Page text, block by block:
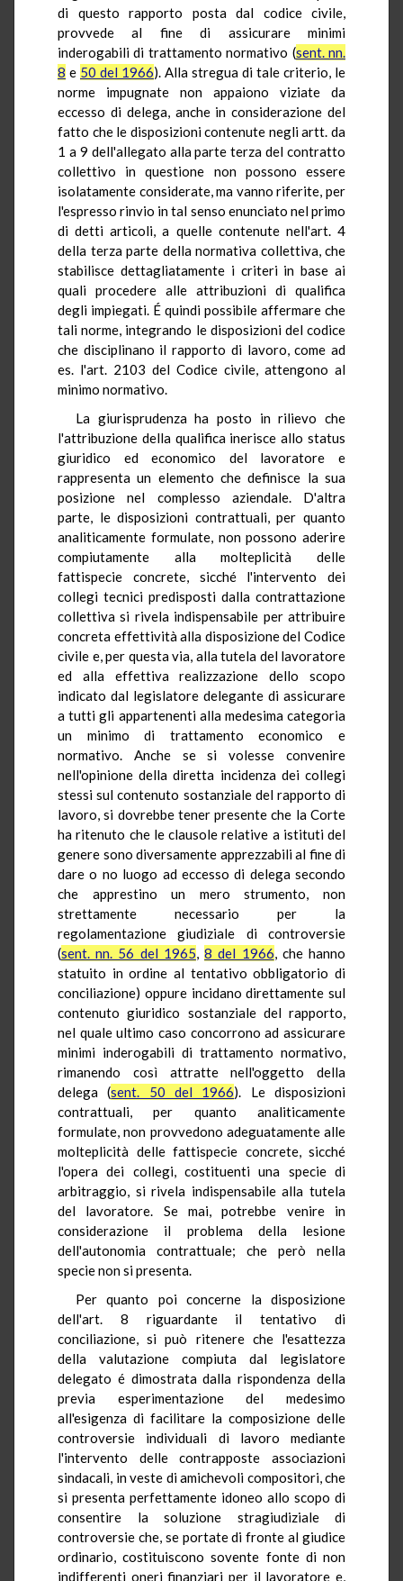
di questo rapporto posta dal codice civile,
provvede al fine di assicurare minimi
inderogabili di trattamento normativo (sent. nn.
8 e 50 del 1966). Alla stregua di tale criterio, le
norme impugnate non appaiono viziate da
eccesso di delega, anche in considerazione del
fatto che le disposizioni contenute negli artt. da
1 a 9 dell'allegato alla parte terza del contratto
collettivo in questione non possono essere
isolatamente considerate, ma vanno riferite, per
l'espresso rinvio in tal senso enunciato nel primo
di detti articoli, a quelle contenute nell'art. 4
della terza parte della normativa collettiva, che
stabilisce dettagliatamente i criteri in base ai
quali procedere alle attribuzioni di qualifica
degli impiegati. É quindi possibile affermare che
tali norme, integrando le disposizioni del codice
che disciplinano il rapporto di lavoro, come ad
es. l'art. 2103 del Codice civile, attengono al
minimo normativo.
La giurisprudenza ha posto in rilievo che
l'attribuzione della qualifica inerisce allo status
giuridico ed economico del lavoratore e
rappresenta un elemento che definisce la sua
posizione nel complesso aziendale. D'altra
parte, le disposizioni contrattuali, per quanto
analiticamente formulate, non possono aderire
compiutamente alla molteplicità delle
fattispecie concrete, sicché l'intervento dei
collegi tecnici predisposti dalla contrattazione
collettiva si rivela indispensabile per attribuire
concreta effettività alla disposizione del Codice
civile e, per questa via, alla tutela del lavoratore
ed alla effettiva realizzazione dello scopo
indicato dal legislatore delegante di assicurare
a tutti gli appartenenti alla medesima categoria
un minimo di trattamento economico e
normativo. Anche se si volesse convenire
nell'opinione della diretta incidenza dei collegi
stessi sul contenuto sostanziale del rapporto di
lavoro, si dovrebbe tener presente che la Corte
ha ritenuto che le clausole relative a istituti del
genere sono diversamente apprezzabili al fine di
dare o no luogo ad eccesso di delega secondo
che apprestino un mero strumento, non
strettamente necessario per la
regolamentazione giudiziale di controversie
(sent. nn. 56 del 1965,8 del 1966, che hanno
statuito in ordine al tentativo obbligatorio di
conciliazione) oppure incidano direttamente sul
contenuto giuridico sostanziale del rapporto,
nel quale ultimo caso concorrono ad assicurare
minimi inderogabili di trattamento normativo,
rimanendo così attratte nell'oggetto della
delega (sent. 50 del 1966). Le disposizioni
contrattuali, per quanto analiticamente
formulate, non provvedono adeguatamente alle
molteplicità delle fattispecie concrete, sicché
l'opera dei collegi, costituenti una specie di
arbitraggio, si rivela indispensabile alla tutela
del lavoratore. Se mai, potrebbe venire in
considerazione il problema della lesione
dell'autonomia contrattuale; che però nella
specie non si presenta.
Per quanto poi concerne la disposizione
dell'art. 8 riguardante il tentativo di
conciliazione, si può ritenere che l'esattezza
della valutazione compiuta dal legislatore
delegato é dimostrata dalla rispondenza della
previa esperimentazione del medesimo
all'esigenza di facilitare la composizione delle
controversie individuali di lavoro mediante
l'intervento delle contrapposte associazioni
sindacali, in veste di amichevoli compositori, che
si presenta perfettamente idoneo allo scopo di
consentire la soluzione stragiudiziale di
controversie che, se portate di fronte al giudice
ordinario, costituiscono sovente fonte di non
indifferenti oneri finanziari per il lavoratore e,